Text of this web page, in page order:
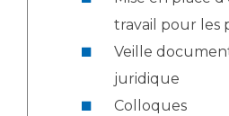
Nos indicateurs qualité et de
Protection des
travail pour les
Veille
juridique
Colloques